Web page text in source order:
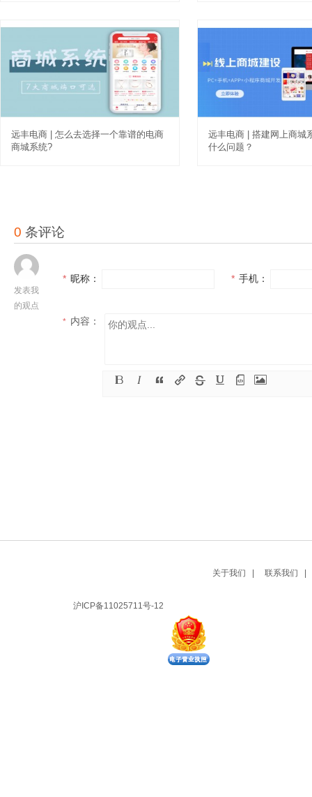
远丰电商 | 怎么去选择一个靠谱的电商
商城系统?
远丰电商 | 搭建网上商城
什么问题？
0 条评论
发表我
的观点
* 昵称： * 手机：
* 内容：
关于我们 | 联系我们 |
沪ICP备11025711号-12